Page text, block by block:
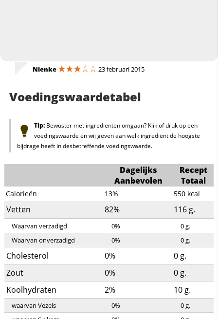
Nienke 23 februari 2015
Voedingswaardetabel
Tip:Bewuster met ingrediënten omgaan? Klik of druk op een
voedingswaarde en wij geven aan welk ingrediënt de hoogste
bijdrage heeft in desbetreffende voedingswaarde.
Dagelijks
Aanbevolen
Recept
Totaal
Calorieën 13% 550 kcal
Vetten 82% 116g.
Waarvan verzadigd 0% 0g.
Waarvan onverzadigd
0% 0g.
Cholesterol 0% 0g.
Zout
0% 0g.
Koolhydraten
2% 10g.
waarvan Vezels 0% 0g.